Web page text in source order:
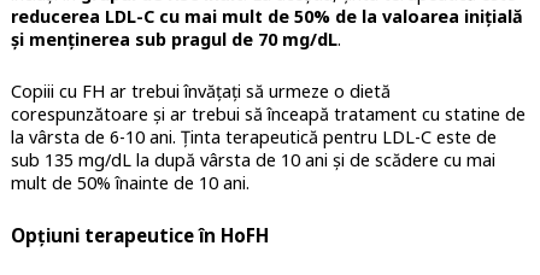
reducerea LDL-C cu mai mult de 50% de la valoarea inițială
și menținerea sub pragul de 70 mg/dL.
Copiii cu FH ar trebui învățați să urmeze o dietă
corespunzătoare și ar trebui să înceapă tratament cu statine de
la vârsta de 6-10 ani. Ținta terapeutică pentru LDL-C este de
sub 135 mg/dL la după vârsta de 10 ani și de scădere cu mai
mult de 50% înainte de 10 ani.
Opțiuni terapeutice în HoFH